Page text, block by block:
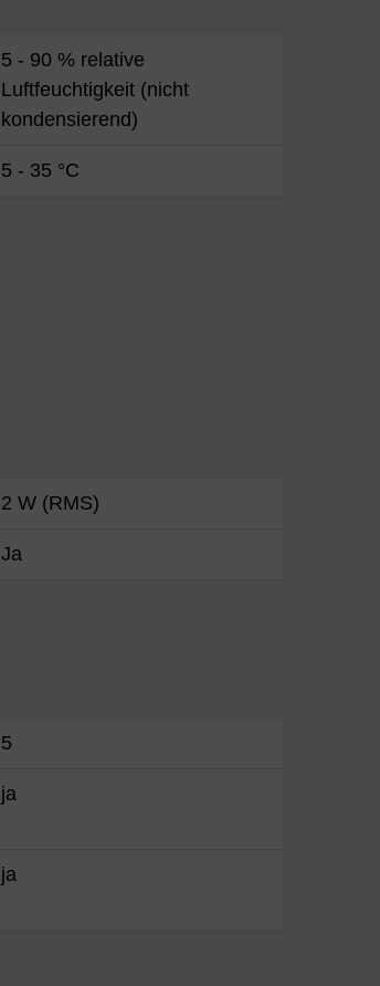
5 - 90 % relative
Luftfeuchtigkeit (nicht
kondensierend)
5 - 35 °C
2 W (RMS)
Ja
5
ja
ja